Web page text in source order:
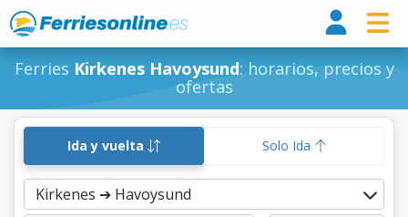
Ferries Kirkenes Havoysund: horarios, precios y
ofertas
Ida y vuelta Solo Ida